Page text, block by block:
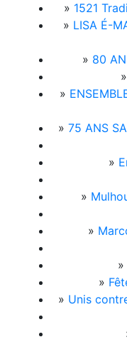
» 1521
» LISA É-
» 80
»
»
» 75 ANS
»
»
»
»
»
» Unis